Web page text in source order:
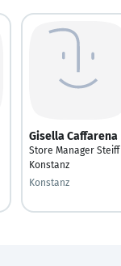
Gisella Caffarena
Store Manager Steiff
Konstanz
Konstanz